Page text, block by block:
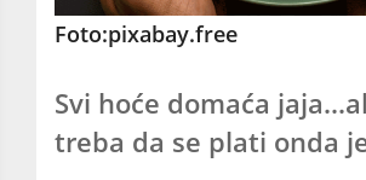
Foto:pixabay.free
Svi hoće domaća
treba da se plati onda